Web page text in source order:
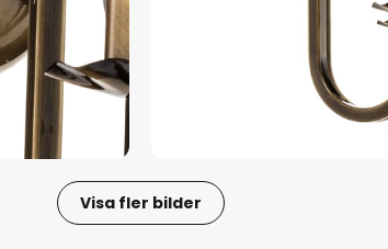
Visa fler bilder